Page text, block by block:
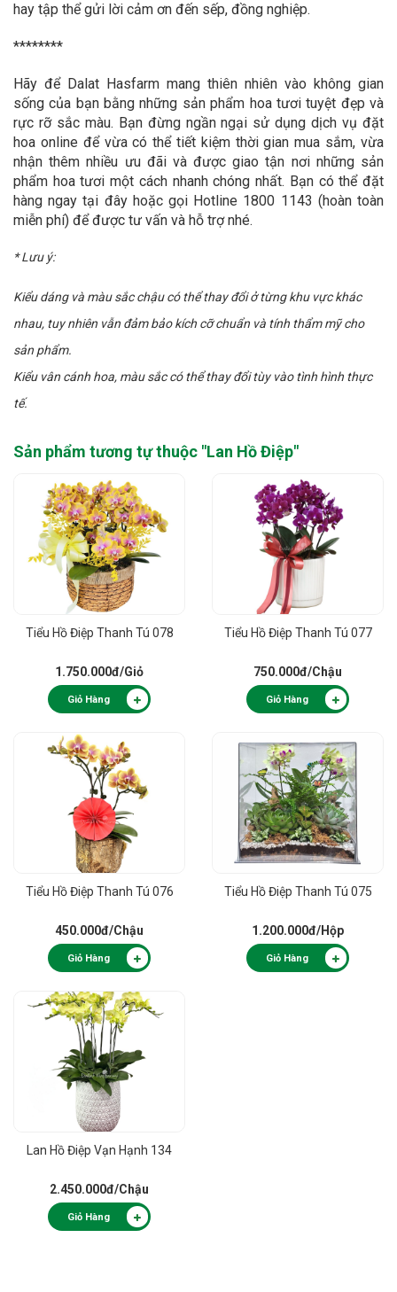
hay tập thể gửi lời cảm ơn đến sếp, đồng nghiệp.
********
Hãy để Dalat Hasfarm mang thiên nhiên vào không gian
sống của bạn bằng những sản phẩm hoa tươi tuyệt đẹp và
rực rỡ sắc màu. Bạn đừng ngần ngại sử dụng dịch vụ đặt
hoa online để vừa có thể tiết kiệm thời gian mua sắm, vừa
nhận thêm nhiều ưu đãi và được giao tận nơi những sản
phẩm hoa tươi một cách nhanh chóng nhất. Bạn có thể đặt
hàng ngay tại đây hoặc gọi Hotline 1800 1143 (hoàn toàn
miễn phí) để được tư vấn và hỗ trợ nhé.
* Lưu ý:
Kiểu dáng và màu sắc chậu có thể thay đổi ở từng khu vực khác
nhau, tuy nhiên vẫn đảm bảo kích cỡ chuẩn và tính thẩm mỹ cho
sản phẩm.
Kiểu vân cánh hoa, màu sắc có thể thay đổi tùy vào tình hình thực
tế.
Sản phẩm tương tự thuộc "Lan Hồ Điệp"
Tiểu Hồ Điệp Thanh Tú 078
1.750.000đ/Giỏ
Giỏ Hàng
Tiểu Hồ Điệp Thanh Tú 077
750.000đ/Chậu
Giỏ Hàng
Tiểu Hồ Điệp Thanh Tú 076
450.000đ/Chậu
Giỏ Hàng
Tiểu Hồ Điệp Thanh Tú 075
1.200.000đ/Hộp
Giỏ Hàng
Lan Hồ Điệp Vạn Hạnh 134
2.450.000đ/Chậu
Giỏ Hàng